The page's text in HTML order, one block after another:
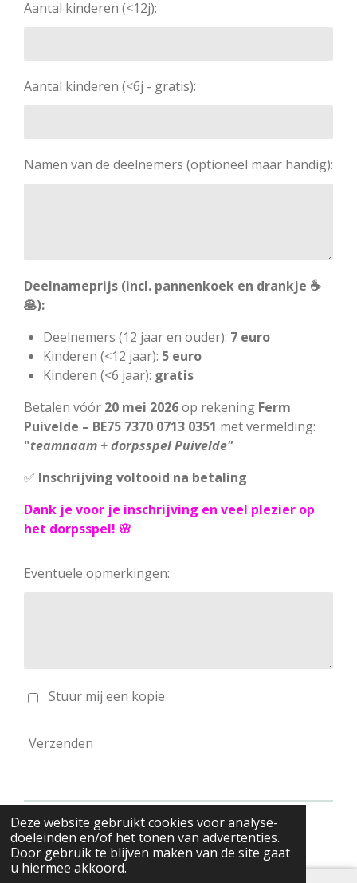
Deze website gebruikt cookies voor analyse-
doeleinden en/of het tonen van advertenties.
Door gebruik te blijven maken van de site gaat
u hiermee akkoord.
Aantal kinderen (<12j):
Aantal kinderen (<6j - gratis):
Namen van de deelnemers (optioneel maar handig):
Deelnameprijs (incl. pannenkoek en drankje ☕
🥞):
Deelnemers (12 jaar en ouder): 7 euro
Kinderen (<12 jaar): 5 euro
Kinderen (<6 jaar): gratis
Betalen vóór 20 mei 2026op rekening Ferm
Puivelde – BE75 7370 0713 0351 met vermelding:
"teamnaam + dorpsspel Puivelde"
✅ Inschrijving voltooid na betaling
Dank je voor je inschrijving en veel plezier op
het dorpsspel! 🌸
Eventuele opmerkingen:
Stuur mij een kopie
Verzenden
© 2026 Ferm Puivelde